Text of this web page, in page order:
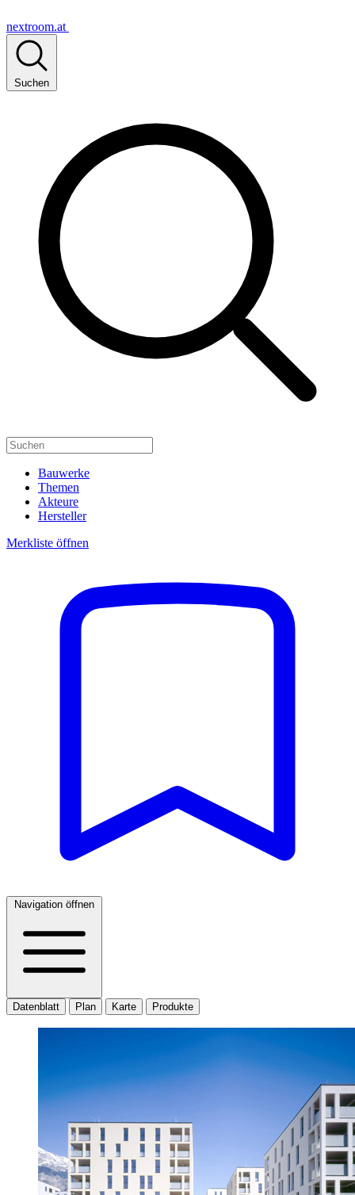
nextroom.at
Suchen
Bauwerke
Themen
Akteure
Hersteller
Merkliste öffnen
Navigation öffnen
Datenblatt Plan Karte Produkte